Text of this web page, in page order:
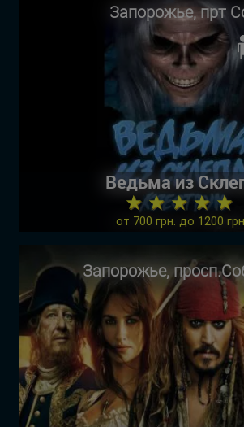
Запорожье, прт
Ведьма из
★ ★ ★ ★ ★
от 700 грн. до 1200
Запорожье,